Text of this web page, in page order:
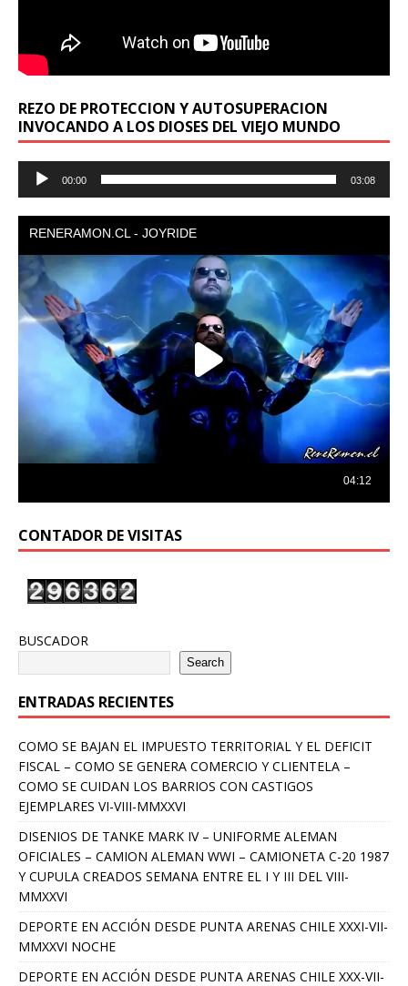
REZO DE PROTECCION Y AUTOSUPERACION
INVOCANDO A LOS DIOSES DEL VIEJO MUNDO
Reproductor
00:00 03:08
CONTADOR DE VISITAS
BUSCADOR
Search
ENTRADAS RECIENTES
COMO SE BAJAN EL IMPUESTO TERRITORIAL Y EL DEFICIT
FISCAL – COMO SE GENERA COMERCIO Y CLIENTELA –
COMO SE CUIDAN LOS BARRIOS CON CASTIGOS
EJEMPLARES VI-VIII-MMXXVI
DISENIOS DE TANKE MARK IV – UNIFORME ALEMAN
OFICIALES – CAMION ALEMAN WWI – CAMIONETA C-20 1987
Y CUPULA CREADOS SEMANA ENTRE EL I Y III DEL VIII-
MMXXVI
DEPORTE EN ACCIÓN DESDE PUNTA ARENAS CHILE XXXI-VII-
MMXXVI NOCHE
DEPORTE EN ACCIÓN DESDE PUNTA ARENAS CHILE XXX-VII-